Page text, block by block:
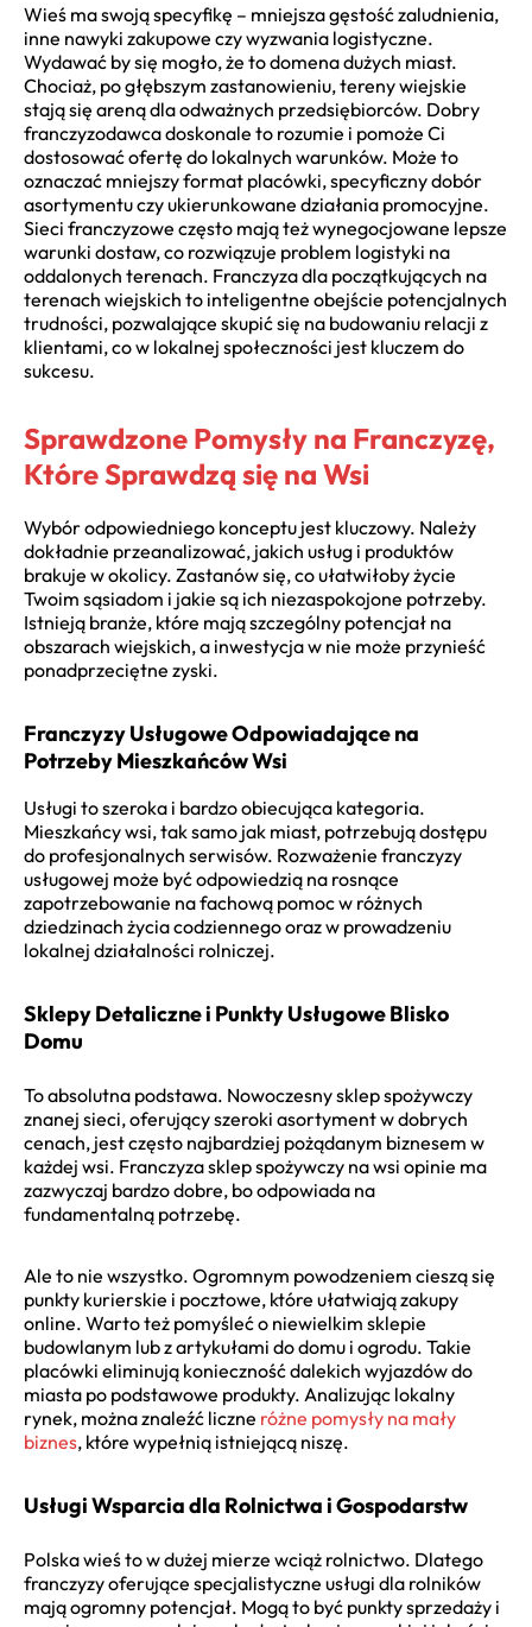
Wieś ma swoją specyfikę – mniejsza gęstość zaludnienia,
inne nawyki zakupowe czy wyzwania logistyczne.
Wydawać by się mogło, że to domena dużych miast.
Chociaż, po głębszym zastanowieniu, tereny wiejskie
stają się areną dla odważnych przedsiębiorców. Dobry
franczyzodawca doskonale to rozumie i pomoże Ci
dostosować ofertę do lokalnych warunków. Może to
oznaczać mniejszy format placówki, specyficzny dobór
asortymentu czy ukierunkowane działania promocyjne.
Sieci franczyzowe często mają też wynegocjowane lepsze
warunki dostaw, co rozwiązuje problem logistyki na
oddalonych terenach. Franczyza dla początkujących na
terenach wiejskich to inteligentne obejście potencjalnych
trudności, pozwalające skupić się na budowaniu relacji z
klientami, co w lokalnej społeczności jest kluczem do
sukcesu.
Sprawdzone Pomysły na Franczyzę,
Które Sprawdzą się na Wsi
Wybór odpowiedniego konceptu jest kluczowy. Należy
dokładnie przeanalizować, jakich usług i produktów
brakuje w okolicy. Zastanów się, co ułatwiłoby życie
Twoim sąsiadom i jakie są ich niezaspokojone potrzeby.
Istnieją branże, które mają szczególny potencjał na
obszarach wiejskich, a inwestycja w nie może przynieść
ponadprzeciętne zyski.
Franczyzy Usługowe Odpowiadające na
Potrzeby Mieszkańców Wsi
Usługi to szeroka i bardzo obiecująca kategoria.
Mieszkańcy wsi, tak samo jak miast, potrzebują dostępu
do profesjonalnych serwisów. Rozważenie franczyzy
usługowej może być odpowiedzią na rosnące
zapotrzebowanie na fachową pomoc w różnych
dziedzinach życia codziennego oraz w prowadzeniu
lokalnej działalności rolniczej.
Sklepy Detaliczne i Punkty Usługowe Blisko
Domu
To absolutna podstawa. Nowoczesny sklep spożywczy
znanej sieci, oferujący szeroki asortyment w dobrych
cenach, jest często najbardziej pożądanym biznesem w
każdej wsi. Franczyza sklep spożywczy na wsi opinie ma
zazwyczaj bardzo dobre, bo odpowiada na
fundamentalną potrzebę.
Ale to nie wszystko. Ogromnym powodzeniem cieszą się
punkty kurierskie i pocztowe, które ułatwiają zakupy
online. Warto też pomyśleć o niewielkim sklepie
budowlanym lub z artykułami do domu i ogrodu. Takie
placówki eliminują konieczność dalekich wyjazdów do
miasta po podstawowe produkty. Analizując lokalny
rynek, można znaleźć liczne różne pomysły na mały
biznes, które wypełnią istniejącą niszę.
Usługi Wsparcia dla Rolnictwa i Gospodarstw
Polska wieś to w dużej mierze wciąż rolnictwo. Dlatego
franczyzy oferujące specjalistyczne usługi dla rolników
mają ogromny potencjał. Mogą to być punkty sprzedaży i